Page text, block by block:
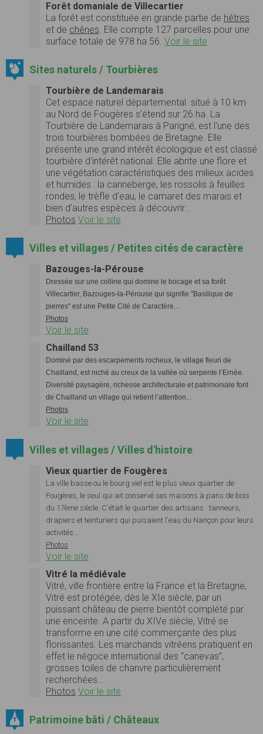
Forêt domaniale de Villecartier
La forêt est constituée en grande partie de hêtres
et de chênes. Elle compte 127 parcelles pour une
surface totale de 978 ha 56. Voir le site
Sites naturels / Tourbières
Tourbière de Landemarais
Cet espace naturel départemental situé à 10 km
au Nord de Fougères s’étend sur 26 ha. La
Tourbière de Landemarais à Parigné, est l'une des
trois tourbières bombées de Bretagne. Elle
présente une grand intérêt écologique et est classé
tourbière d'intérêt national. Elle abrite une flore et
une végétation caractéristiques des milieux acides
et humides : la canneberge, les rossolis à feuilles
rondes, le trèfle d’eau, le camaret des marais et
bien d’autres espèces à découvrir…
Photos Voir le site
Villes et villages / Petites cités de caractère
Bazouges-la-Pérouse
Dressée sur une colline qui domine le bocage et sa forêt
Villecartier, Bazouges-la-Pérouse qui signifie "Basilique de
pierres" est une Petite Cité de Caractère...
Photos
Voir le site
Chailland 53
Dominé par des escarpements rocheux, le village fleuri de
Chailland, est niché au creux de la vallée où serpente l’Ernée.
Diversité paysagère, richesse architecturale et patrimoniale font
de Chailland un village qui retient l’attention...
Photos
Voir le site
Villes et villages / Villes d'histoire
Vieux quartier de Fougères
La ville basse ou le bourg viel est le plus vieux quartier de
Fougères, le seul qui ait conservé ses maisons à pans de bois
du 17ème siècle. C'était le quartier des artisans : tanneurs,
drapiers et teinturiers qui puisaient l'eau du Nançon pour leurs
activités...
Photos
Voir le site
Vitré la médiévale
Vitré, ville frontière entre la France et la Bretagne,
Vitré est protégée, dès le XIe siècle, par un
puissant château de pierre bientôt complété par
une enceinte. A partir du XIVe siècle, Vitré se
transforme en une cité commerçante des plus
florissantes. Les marchands vitréens pratiquent en
effet le négoce international des “canevas”,
grosses toiles de chanvre particulièrement
recherchées…
Photos Voir le site
Patrimoine bâti / Châteaux